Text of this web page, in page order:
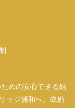
めの安心できる結
ッジ浦和へ。成婚